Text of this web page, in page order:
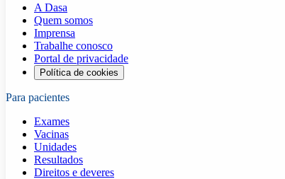
A Dasa
Quem somos
Imprensa
Trabalhe conosco
Portal de privacidade
Política de cookies
Para pacientes
Exames
Vacinas
Unidades
Resultados
Direitos e deveres